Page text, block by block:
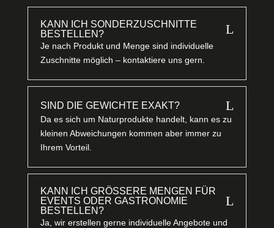
KANN ICH SONDERZUSCHNITTE
BESTELLEN?
L
Je nach Produkt und Menge sind individuelle
Zuschnitte möglich – kontaktiere uns gern.
SIND DIE GEWICHTE EXAKT? L
Da es sich um Naturprodukte handelt, kann es zu
kleinen Abweichungen kommen aber immer zu
Ihrem Vorteil.
KANN ICH GRÖSSERE MENGEN FÜR E
VENTS ODER GASTRONOMIE B
ESTELLEN?
L
Ja, wir erstellen gerne individuelle Angebote und